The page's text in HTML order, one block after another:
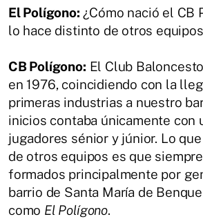
El Polígono: ¿Cómo nació el CB
lo hace distinto de otros
CB Polígono: El Club
en 1976, coincidiendo con la
primeras industrias a nuestro
inicios contaba únicamente con
jugadores sénior y júnior. Lo
de otros equipos es que
formados principalmente por
barrio de Santa María de
como El Polígono.